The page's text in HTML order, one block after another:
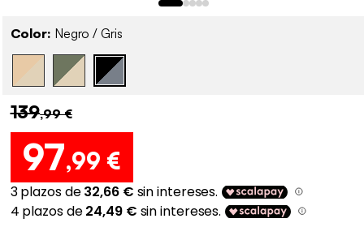
Color: Negro / Gris
139,99 €
97,99 €